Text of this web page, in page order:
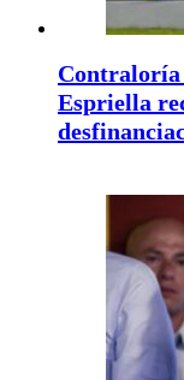
Contraloría
Espriella